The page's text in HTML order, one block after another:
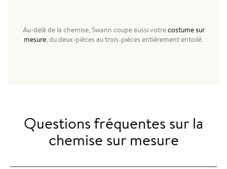
Au-delà de la chemise, Swann coupe aussi votrecostume sur
mesure, du deux-pièces au trois-pièces entièrement entoilé.
Questions fréquentes sur la
chemise sur mesure